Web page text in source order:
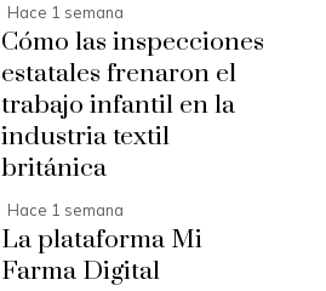
Hace 1 semana
Cómo las inspecciones
estatales frenaron el
trabajo infantil en la
industria textil
británica
Hace 1 semana
La plataforma Mi
Farma Digital